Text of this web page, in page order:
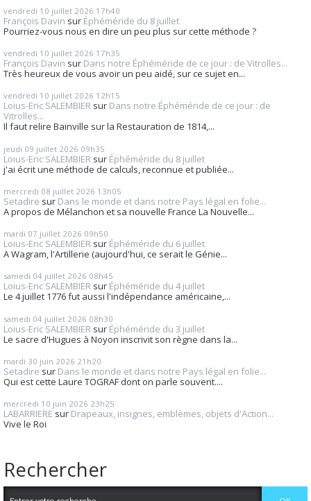
vendredi 10 juillet 2026 17h40
François Davin sur Éphéméride du 8 juillet
Pourriez-vous nous en dire un peu plus sur cette méthode ?
vendredi 10 juillet 2026 17h35
François Davin sur Dans notre Éphéméride de ce jour : de Vitrolles...
Très heureux de vous avoir un peu aidé, sur ce sujet en...
vendredi 10 juillet 2026 12h15
Loius-Eric SALEMBIER sur Dans notre Éphéméride de ce jour : de
Vitrolles...
Il faut relire Bainville sur la Restauration de 1814,...
jeudi 09 juillet 2026 09h35
Loius-Eric SALEMBIER sur Éphéméride du 8 juillet
j'ai écrit une méthode de calculs, reconnue et publiée...
mercredi 08 juillet 2026 13h05
Setadire sur Dans le monde et dans notre Pays légal en folie...
A propos de Mélanchon et sa nouvelle France La Nouvelle...
mardi 07 juillet 2026 09h50
Loius-Eric SALEMBIER sur Éphéméride du 6 juillet
A Wagram, l'Artillerie (aujourd'hui, ce serait le Génie...
samedi 04 juillet 2026 08h45
Loius-Eric SALEMBIER sur Éphéméride du 4 juillet
Le 4 juillet 1776 fut aussi l'indépendance américaine,...
samedi 04 juillet 2026 08h30
Loius-Eric SALEMBIER sur Éphéméride du 3 juillet
Le sacre d'Hugues à Noyon inscrivit son règne dans la...
mardi 30 juin 2026 21h20
Setadire sur Dans le monde et dans notre Pays légal en folie...
Qui est cette Laure TOGRAF dont on parle souvent....
mercredi 10 juin 2026 23h25
LABARRIERE sur Drapeaux, insignes, emblèmes, objets d'Action...
Vive le Roi
Rechercher